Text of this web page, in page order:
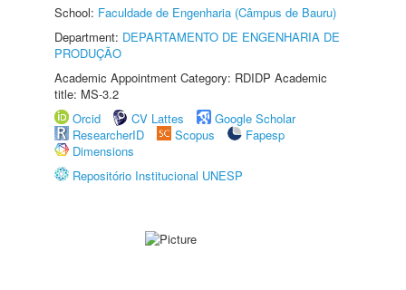
School: Faculdade de Engenharia (Câmpus de Bauru)
Department: DEPARTAMENTO DE ENGENHARIA DE
PRODUÇÃO
Academic Appointment Category: RDIDP Academic
title: MS-3.2
Orcid
CV Lattes
Google Scholar
ResearcherID
Scopus
Fapesp
Dimensions
Repositório Institucional UNESP